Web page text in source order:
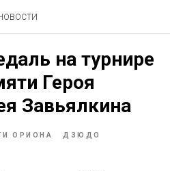
на турнире
Героя
Завьялкина
ОРИОНА ДЗЮДО